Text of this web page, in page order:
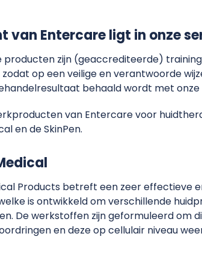
van Entercare ligt in onze
producten zijn (geaccrediteerde)
op een veilige en verantwoorde
behaald wordt met
van Entercare voor
en de SkinPen.
Products betreft een zeer effectieve
is ontwikkeld om verschillende
De werkstoffen zijn geformuleerd om
en deze op cellulair niveau